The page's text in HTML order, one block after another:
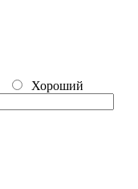
Хороший